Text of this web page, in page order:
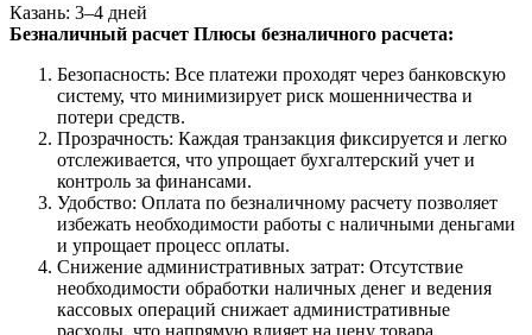
Казань: 3–4 дней
Безналичный расчет Плюсы безналичного расчета:
Безопасность: Все платежи проходят через банковскую
систему, что минимизирует риск мошенничества и
потери средств.
Прозрачность: Каждая транзакция фиксируется и легко
отслеживается, что упрощает бухгалтерский учет и
контроль за финансами.
Удобство: Оплата по безналичному расчету позволяет
избежать необходимости работы с наличными деньгами
и упрощает процесс оплаты.
Снижение административных затрат: Отсутствие
необходимости обработки наличных денег и ведения
кассовых операций снижает административные
расходы, что напрямую влияет на цену товара.